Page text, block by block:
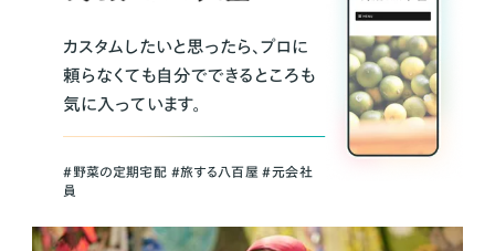
カスタムしたいと思ったら、プロに
頼らなくても自分でできるところも
気に入っています。
＃野菜の定期宅配 ＃旅する八百屋 ＃元会社
員